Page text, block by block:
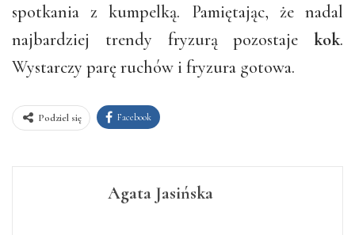
spotkania z kumpelką. Pamiętając, że nadal
najbardziej trendy fryzurą pozostaje kok.
Wystarczy parę ruchów i fryzura gotowa.
Podziel się Facebook
Agata Jasińska